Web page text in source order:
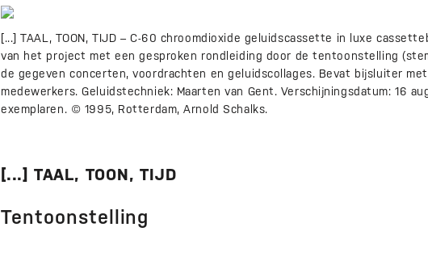
[...] TAAL, TOON, TIJD – C-60 chroomdioxide geluidscassette in luxe
van het project met een gesproken rondleiding door de tentoonstelling
de gegeven concerten, voordrachten en geluidscollages. Bevat bijsluiter
medewerkers. Geluidstechniek: Maarten van Gent. Verschijningsdatum: 16
exemplaren. © 1995, Rotterdam, Arnold Schalks.
[...] TAAL, TOON, TIJD
Tentoonstelling